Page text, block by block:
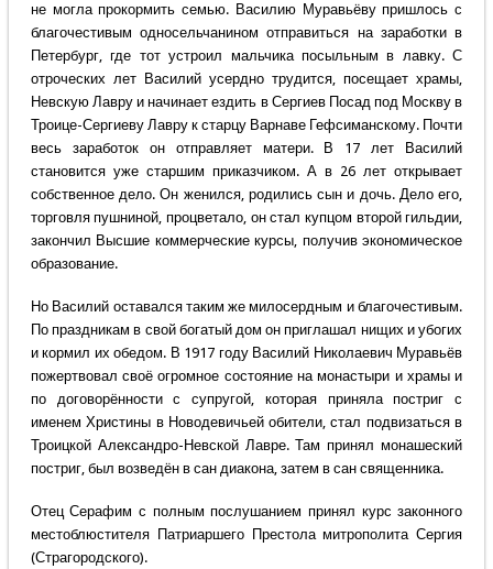
не могла прокормить семью. Василию Муравьёву пришлось с
благочестивым односельчанином отправиться на заработки в
Петербург, где тот устроил мальчика посыльным в лавку. С
отроческих лет Василий усердно трудится, посещает храмы,
Невскую Лавру и начинает ездить в Сергиев Посад под Москву в
Троице-Сергиеву Лавру к старцу Варнаве Гефсиманскому. Почти
весь заработок он отправляет матери. В 17 лет Василий
становится уже старшим приказчиком. А в 26 лет открывает
собственное дело. Он женился, родились сын и дочь. Дело его,
торговля пушниной, процветало, он стал купцом второй гильдии,
закончил Высшие коммерческие курсы, получив экономическое
образование.
Но Василий оставался таким же милосердным и благочестивым.
По праздникам в свой богатый дом он приглашал нищих и убогих
и кормил их обедом. В 1917 году Василий Николаевич Муравьёв
пожертвовал своё огромное состояние на монастыри и храмы и
по договорённости с супругой, которая приняла постриг с
именем Христины в Новодевичьей обители, стал подвизаться в
Троицкой Александро-Невской Лавре. Там принял монашеский
постриг, был возведён в сан диакона, затем в сан священника.
Отец Серафим с полным послушанием принял курс законного
местоблюстителя Патриаршего Престола митрополита Сергия
(Страгородского).